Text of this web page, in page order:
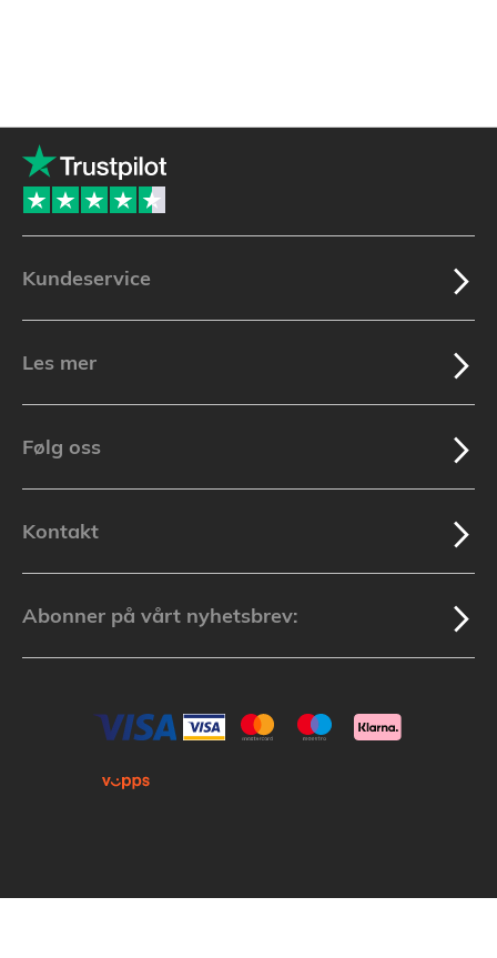
Kundeservice
Les mer
Følg oss
Kontakt
Abonner på vårt nyhetsbrev: